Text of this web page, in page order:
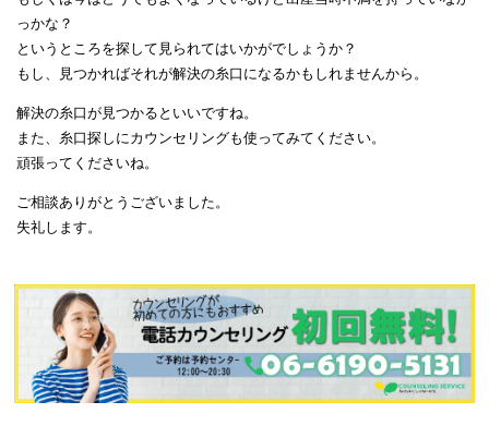
っかな？
というところを探して見られてはいかがでしょうか？
もし、見つかればそれが解決の糸口になるかもしれませんから。
解決の糸口が見つかるといいですね。
また、糸口探しにカウンセリングも使ってみてください。
頑張ってくださいね。
ご相談ありがとうございました。
失礼します。